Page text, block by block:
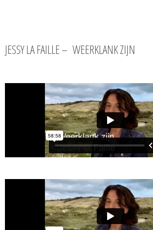
JESSY LA FAILLE – WEERKLANK ZIJN